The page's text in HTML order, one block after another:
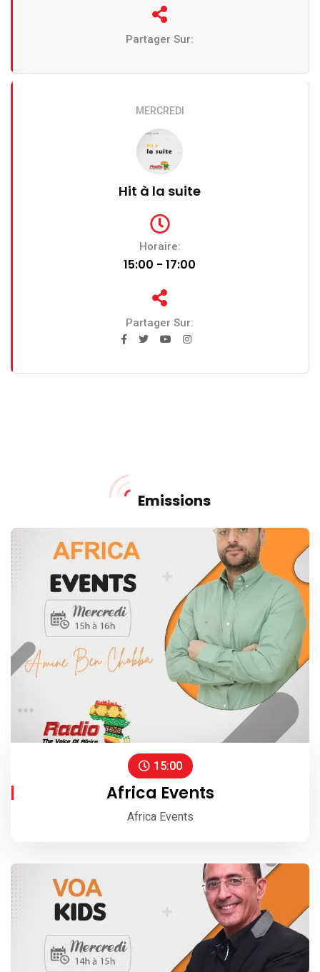
Partager Sur:
MERCREDI
Hit à la suite
Horaire:
15:00 - 17:00
Partager Sur:
Emissions
15:00
Africa Events
Africa Events